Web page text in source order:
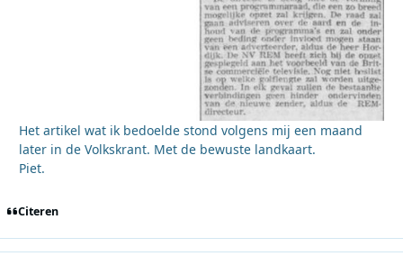
Het artikel wat ik bedoelde stond volgens mij een maand
later in de Volkskrant. Met de bewuste landkaart.
Piet.
Citeren